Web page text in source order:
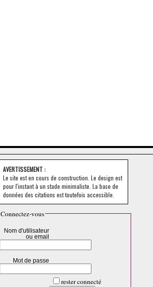
AVERTISSEMENT :
Le site est en cours de construction. Le design est
pour l'instant à un stade minimaliste. La base de
données des citations est toutefois accessible.
Connectez-vous
Nom d'utilisateur
ou email
Mot de passe
rester connecté